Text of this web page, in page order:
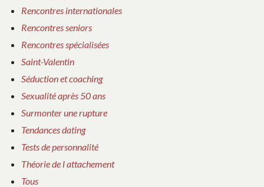
Rencontres internationales
Rencontres seniors
Rencontres spécialisées
Saint-Valentin
Séduction et coaching
Sexualité après 50 ans
Surmonter une rupture
Tendances dating
Tests de personnalité
Théorie de l attachement
Tous